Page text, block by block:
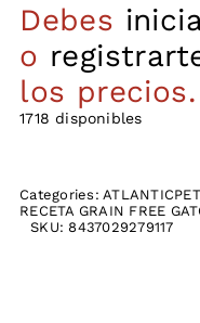
Debes
o
los precios.
1718 disponibles
Categories:
RECETA GRAIN FREE
SKU: 8437029279117